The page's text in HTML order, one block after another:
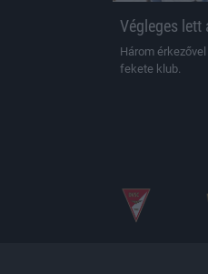
Végleges lett
Három
fekete klub.